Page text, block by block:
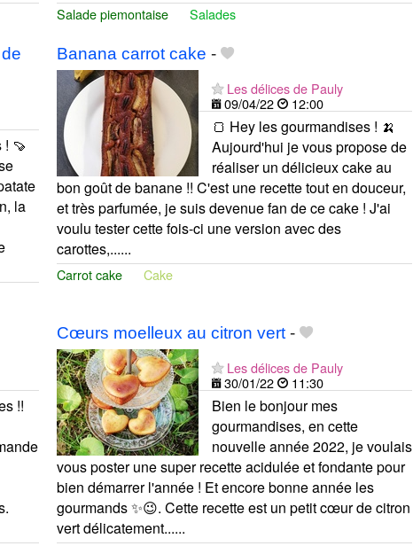
Salade piemontaise Salades
🍠
la
Banana carrot cake -
Les délices de Pauly
09/04/22
12:00
🍞 Hey les gourmandises ! 🍌
Aujourd'hui je vous propose de
réaliser un délicieux cake au
bon goût de banane !! C'est une recette tout en douceur,
et très parfumée, je suis devenue fan de ce cake ! J'ai
voulu tester cette fois-ci une version avec des
carottes,......
Carrot cake Cake
!!
Cœurs moelleux au citron vert-
Les délices de Pauly
30/01/22
11:30
Bien le bonjour mes
gourmandises, en cette
nouvelle année 2022, je voulais
vous poster une super recette acidulée et fondante pour
bien démarrer l'année ! Et encore bonne année les
gourmands ✨😉. Cette recette est un petit cœur de citron
vert délicatement......